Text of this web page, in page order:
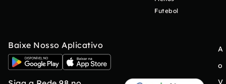
Futebol
Baixe Nosso Aplicativo
A
o